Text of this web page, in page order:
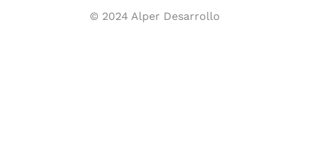
© 2024 Alper Desarrollo